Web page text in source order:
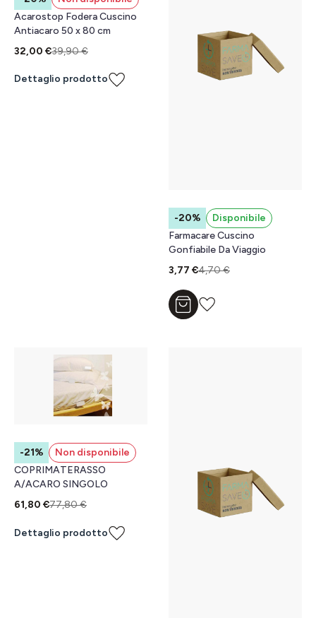
Acarostop Fodera Cuscino
Antiacaro 50 x 80 cm
32,00 €39,90 €
Dettaglio prodotto
-20%
Disponibile
Farmacare Cuscino
Gonfiabile Da Viaggio
3,77 €4,70 €
Aggiungi al carrello
-21%
Non disponibile
COPRIMATERASSO
A/ACARO SINGOLO
61,80 €77,80 €
Dettaglio prodotto